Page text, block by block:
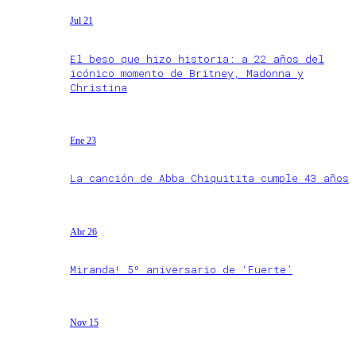
Jul 21
El beso que hizo historia: a 22 años del
icónico momento de Britney, Madonna y
Christina
Ene 23
La canción de Abba Chiquitita cumple 43 años
Abr 26
Miranda! 5º aniversario de ‘Fuerte’
Nov 15